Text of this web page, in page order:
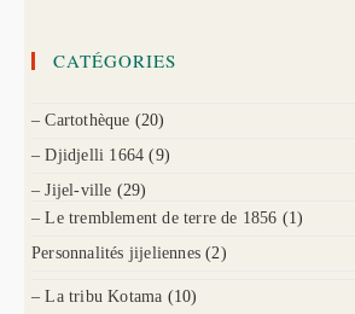
CATÉGORIES
– Cartothèque (20)
– Djidjelli 1664 (9)
– Jijel-ville (29)
– Le tremblement de terre de 1856 (1)
Personnalités jijeliennes (2)
– La tribu Kotama (10)